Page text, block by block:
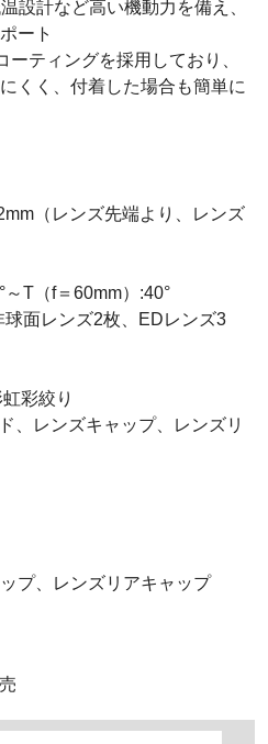
設計など高い機動力を備え、
ート
ティングを採用しており、
くく、付着した場合も簡単に
（レンズ先端より、レンズ
T（f＝60mm）:40°
面レンズ2枚、EDレンズ3
彩絞り
、レンズキャップ、レンズリ
プ、レンズリアキャップ